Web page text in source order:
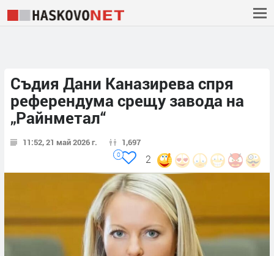
Съдия Дани Каназирева спря
референдума срещу завода на
„Райнметал“
11:52, 21 май 2026 г. 1,697
2
0